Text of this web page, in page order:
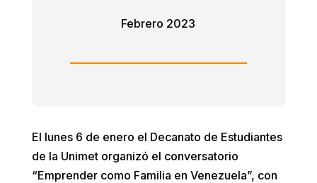
Febrero 2023
El lunes 6 de enero el Decanato de Estudiantes
de la Unimet organizó el conversatorio
“Emprender como Familia en Venezuela”, con